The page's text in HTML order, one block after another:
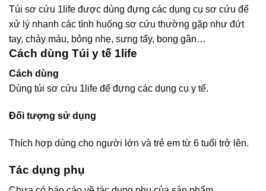
Túi sơ cứu 1life được dùng đựng các dụng cụ sơ cứu để
xử lý nhanh các tình huống sơ cứu thường gặp như đứt
tay, chảy máu, bỏng nhẹ, sưng tấy, bong gân…
Cách dùng Túi y tế 1life
Cách dùng
Dùng túi sơ cứu 1life để đựng các dụng cụ y tế.
Đối tượng sử dụng
Thích hợp dùng cho người lớn và trẻ em từ 6 tuổi trở lên.
Tác dụng phụ